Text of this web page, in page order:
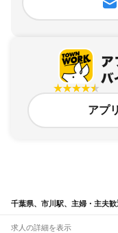
アプ
千葉県、市川駅、主婦・主夫
求人の詳細を表示